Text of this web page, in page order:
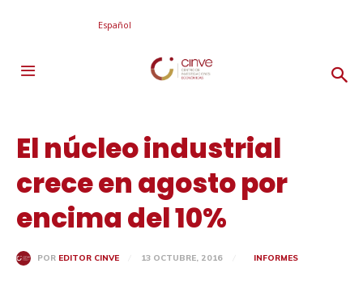
Español
El núcleo industrial
crece en agosto por
encima del 10%
POR EDITOR CINVE 13 OCTUBRE, 2016 INFORMES